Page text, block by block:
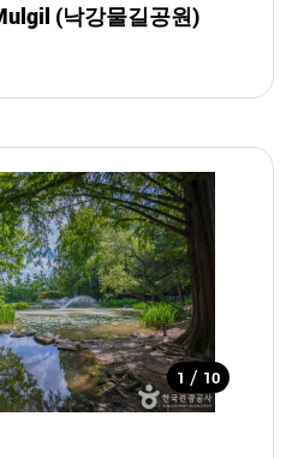
(낙강물길공원)
1 / 10